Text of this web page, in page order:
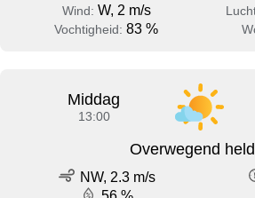
Wind: W, 2 m/s
Vochtigheid: 83 %
Middag
13:00
Overwegend
NW, 2.3 m/s